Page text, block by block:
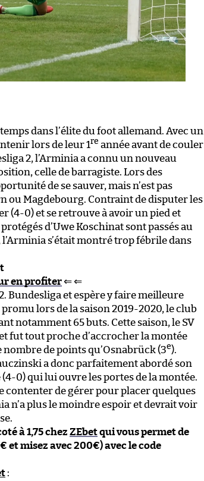
dans l’élite du foot allemand. Avec un
lors de leur 1re année avant de couler
2, l’Arminia a connu un nouveau
celle de barragiste. Lors des
de se sauver, mais n’est pas
ou Magdebourg. Contraint de disputer les
(4-0) et se retrouve à avoir un pied et
d’Uwe Koschinat sont passés au
s’était montré trop fébrile dans
en profiter⇐ ⇐
Bundesliga et espère y faire meilleure
lors de la saison 2019-2020, le club
notamment 65 buts. Cette saison, le SV
fut tout proche d’accrocher la montée
nombre de points qu’Osnabrück (3e).
a donc parfaitement abordé son
0) qui lui ouvre les portes de la montée.
contenter de gérer pour placer quelques
n’a plus le moindre espoir et devrait voir
à 1,75 chez ZEbetqui vous permet de
et misez avec 200€) avec le code
: